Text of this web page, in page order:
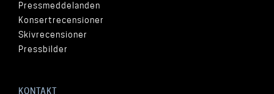
Pressmeddelanden
Konsertrecensioner
Skivrecensioner
Pressbilder
KONTAKT